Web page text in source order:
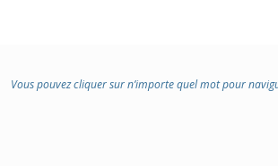
Vous pouvez cliquer sur n’importe quel mot pour